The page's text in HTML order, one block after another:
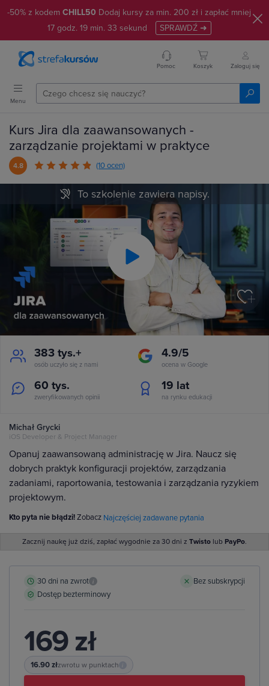
-50% z kodem CHILL50 Dodaj kursy za min. 200 zł i zapłać mniej
17 godz. 19 min. 32 sekund SPRAWDŹ ➜
Pomoc Koszyk Zaloguj się
Menu
Kurs Jira dla zaawansowanych -
zarządzanie projektami w praktyce
4.8 (10 ocen)
Play
To szkolenie zawiera napisy.
383 tys.+
osób uczyło się z nami
4.9/5
ocena w Google
60 tys.
zweryfikowanych opinii
19 lat
na rynku edukacji
Michał Grycki
iOS Developer & Project Manager
Opanuj zaawansowaną administrację w Jira. Naucz się
dobrych praktyk konfiguracji projektów, zarządzania
zadaniami, raportowania, testowania i zarządzania ryzykiem
projektowym.
Kto pyta nie błądzi!Zobacz Najczęściej zadawane pytania
Zacznij naukę już dziś, zapłać wygodnie za 30 dni z Twisto lub PayPo.
30 dni na zwrot i
Bez subskrypcji
Dostęp bezterminowy
169 zł
16.90 złzwrotu w punktach